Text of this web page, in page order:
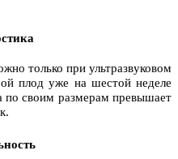
только при ультразвуковом
плод уже на шестой неделе
по своим размерам превышает